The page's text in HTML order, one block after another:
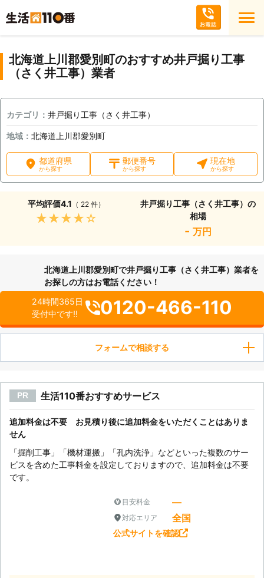
北海道上川郡愛別町のおすすめ井戸掘り工事
（さく井工事）業者
カテゴリ： 井戸掘り工事（さく井工事）
地域： 北海道上川郡愛別町
都道府県
から探す
郵便番号
から探す
現在地
から探す
平均評価4.1 （ 22 件）
★★★★★
井戸掘り工事（さく井工事）の
相場
- 万円
北海道上川郡愛別町で井戸掘り工事（さく井工事）業者を
お探しの方はお電話ください！
24時間365日
受付中です!!
0120-466-110
フォームで相談する
PR 生活110番おすすめサービス
追加料金は不要 お見積り後に追加料金をいただくことはありま
せん
「掘削工事」「機材運搬」「孔内洗浄」などといった複数のサー
ビスを含めた工事料金を設定しておりますので、追加料金は不要
です。
目安料金 ―
対応エリア 全国
公式サイトを確認